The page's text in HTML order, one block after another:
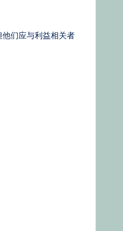
们应与利益相关者